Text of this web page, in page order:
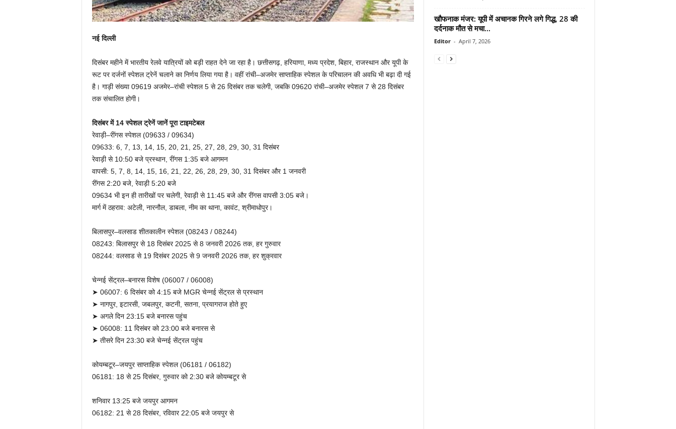
नई दिल्ली
दिसंबर महीने में भारतीय रेलवे यात्रियों को बड़ी राहत देने जा रहा है। छत्तीसगढ़, हरियाणा, मध्य प्रदेश, बिहार, राजस्थान और यूपी के
रूट पर दर्जनों स्पेशल ट्रेनें चलाने का निर्णय लिया गया है। वहीं रांची–अजमेर साप्ताहिक स्पेशल के परिचालन की अवधि भी बढ़ा दी गई
है। गाड़ी संख्या 09619 अजमेर–रांची स्पेशल 5 से 26 दिसंबर तक चलेगी, जबकि 09620 रांची–अजमेर स्पेशल 7 से 28 दिसंबर
तक संचालित होगी।
दिसंबर में 14 स्पेशल ट्रेनें जानें पूरा टाइमटेबल
रेवाड़ी–रींगस स्पेशल (09633 / 09634)
09633: 6, 7, 13, 14, 15, 20, 21, 25, 27, 28, 29, 30, 31 दिसंबर
रेवाड़ी से 10:50 बजे प्रस्थान, रींगस 1:35 बजे आगमन
वापसी: 5, 7, 8, 14, 15, 16, 21, 22, 26, 28, 29, 30, 31 दिसंबर और 1 जनवरी
रींगस 2:20 बजे, रेवाड़ी 5:20 बजे
09634 भी इन ही तारीखों पर चलेगी, रेवाड़ी से 11:45 बजे और रींगस वापसी 3:05 बजे।
मार्ग में ठहराव: अटेली, नारनौल, डाबला, नीम का थाना, कावंट, श्रीमाधोपुर।
बिलासपुर–वलसाड शीतकालीन स्पेशल (08243 / 08244)
08243: बिलासपुर से 18 दिसंबर 2025 से 8 जनवरी 2026 तक, हर गुरुवार
08244: वलसाड से 19 दिसंबर 2025 से 9 जनवरी 2026 तक, हर शुक्रवार
चेन्नई सेंट्रल–बनारस विशेष (06007 / 06008)
➤ 06007: 6 दिसंबर को 4:15 बजे MGR चेन्नई सेंट्रल से प्रस्थान
➤ नागपुर, इटारसी, जबलपुर, कटनी, सतना, प्रयागराज होते हुए
➤ अगले दिन 23:15 बजे बनारस पहुंच
➤ 06008: 11 दिसंबर को 23:00 बजे बनारस से
➤ तीसरे दिन 23:30 बजे चेन्नई सेंट्रल पहुंच
कोयम्बटूर–जयपुर साप्ताहिक स्पेशल (06181 / 06182)
06181: 18 से 25 दिसंबर, गुरुवार को 2:30 बजे कोयम्बटूर से
शनिवार 13:25 बजे जयपुर आगमन
06182: 21 से 28 दिसंबर, रविवार 22:05 बजे जयपुर से
खौफनाक मंजर: यूपी में अचानक गिरने लगे गिद्ध, 28 की
दर्दनाक मौत से मचा...
Editor - April 7, 2026